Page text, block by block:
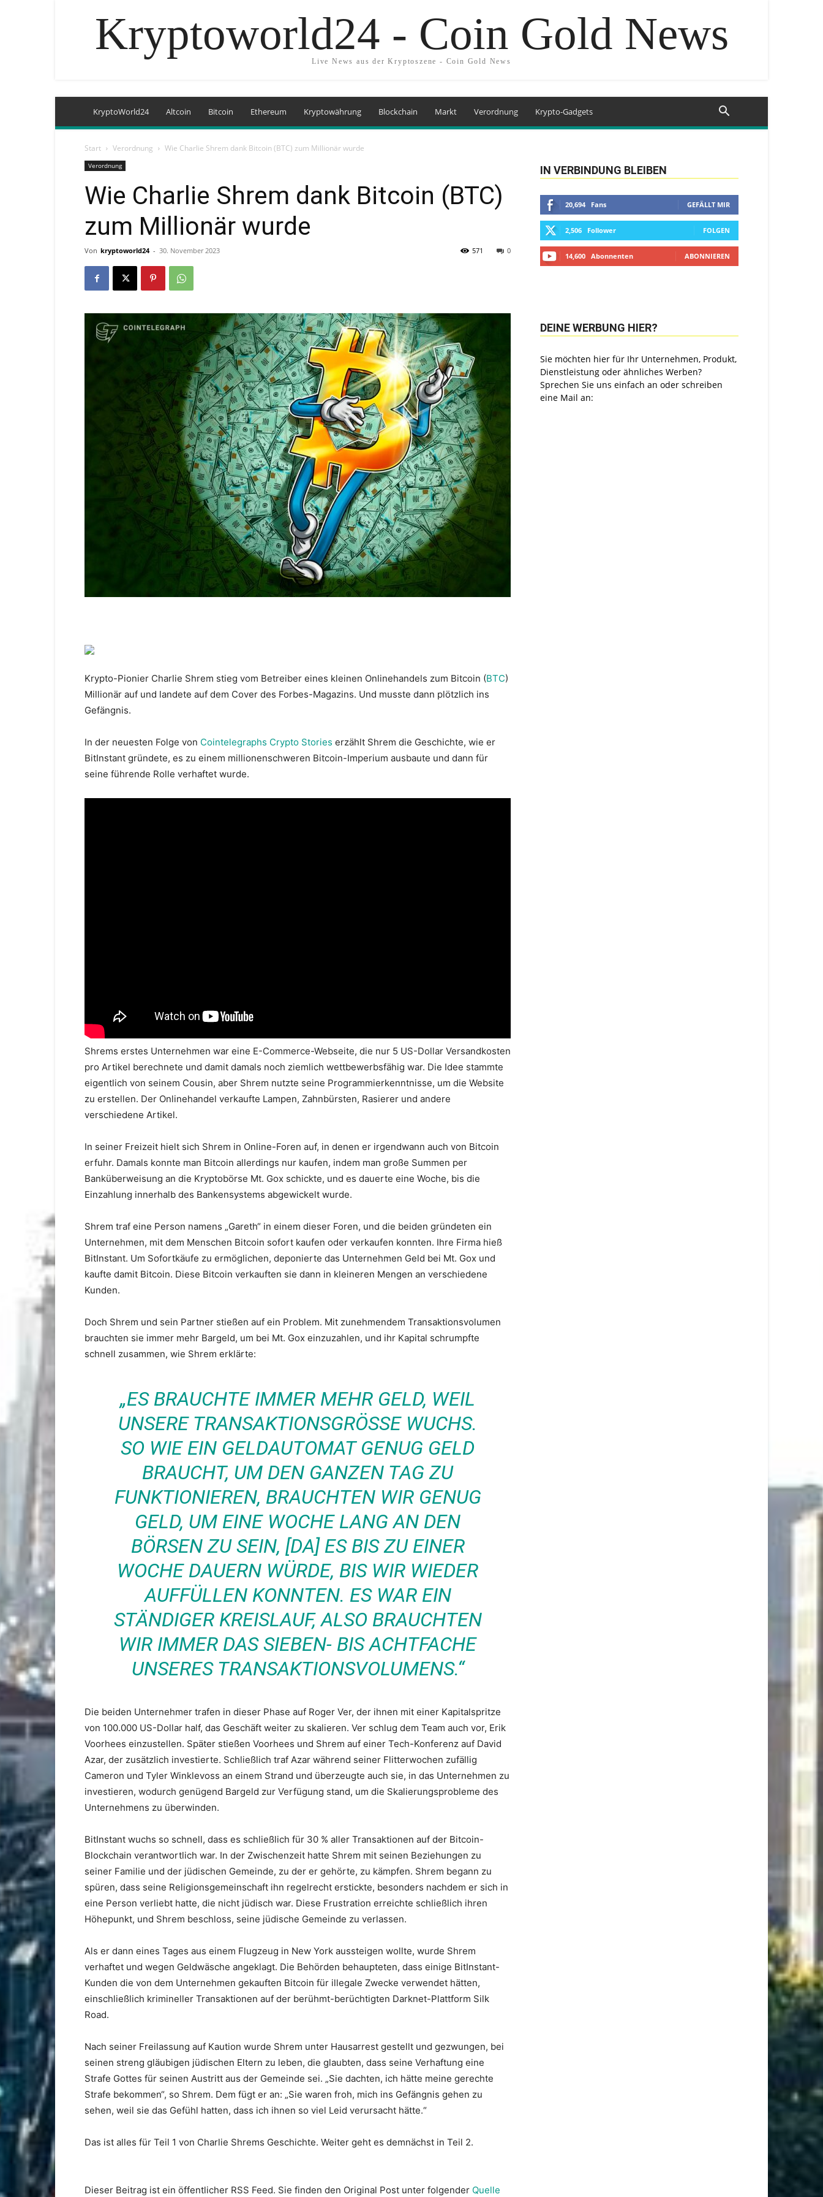
Kryptoworld24 - Coin Gold News
Live News aus der Kryptoszene - Coin Gold News
KryptoWorld24 Altcoin Bitcoin Ethereum Kryptowährung Blockchain Markt Verordnung Krypto-Gadgets
Start Verordnung Wie Charlie Shrem dank Bitcoin (BTC) zum Millionär wurde
Verordnung
Wie Charlie Shrem dank Bitcoin (BTC)
zum Millionär wurde
Von kryptoworld24 - 30. November 2023 0
571
Krypto-Pionier Charlie Shrem stieg vom Betreiber eines kleinen Onlinehandels zum Bitcoin (BTC)
Millionär auf und landete auf dem Cover des Forbes-Magazins. Und musste dann plötzlich ins
Gefängnis.
In der neuesten Folge von Cointelegraphs Crypto Stories erzählt Shrem die Geschichte, wie er
BitInstant gründete, es zu einem millionenschweren Bitcoin-Imperium ausbaute und dann für
seine führende Rolle verhaftet wurde.
Shrems erstes Unternehmen war eine E-Commerce-Webseite, die nur 5 US-Dollar Versandkosten
pro Artikel berechnete und damit damals noch ziemlich wettbewerbsfähig war. Die Idee stammte
eigentlich von seinem Cousin, aber Shrem nutzte seine Programmierkenntnisse, um die Website
zu erstellen. Der Onlinehandel verkaufte Lampen, Zahnbürsten, Rasierer und andere
verschiedene Artikel.
In seiner Freizeit hielt sich Shrem in Online-Foren auf, in denen er irgendwann auch von Bitcoin
erfuhr. Damals konnte man Bitcoin allerdings nur kaufen, indem man große Summen per
Banküberweisung an die Kryptobörse Mt. Gox schickte, und es dauerte eine Woche, bis die
Einzahlung innerhalb des Bankensystems abgewickelt wurde.
Shrem traf eine Person namens „Gareth“ in einem dieser Foren, und die beiden gründeten ein
Unternehmen, mit dem Menschen Bitcoin sofort kaufen oder verkaufen konnten. Ihre Firma hieß
BitInstant. Um Sofortkäufe zu ermöglichen, deponierte das Unternehmen Geld bei Mt. Gox und
kaufte damit Bitcoin. Diese Bitcoin verkauften sie dann in kleineren Mengen an verschiedene
Kunden.
Doch Shrem und sein Partner stießen auf ein Problem. Mit zunehmendem Transaktionsvolumen
brauchten sie immer mehr Bargeld, um bei Mt. Gox einzuzahlen, und ihr Kapital schrumpfte
schnell zusammen, wie Shrem erklärte:
„ES BRAUCHTE IMMER MEHR GELD, WEIL
UNSERE TRANSAKTIONSGRÖSSE WUCHS. S
O WIE EIN GELDAUTOMAT GENUG GELD B
RAUCHT, UM DEN GANZEN TAG ZU F
UNKTIONIEREN, BRAUCHTEN WIR GENUG G
ELD, UM EINE WOCHE LANG AN DEN B
ÖRSEN ZU SEIN, [DA] ES BIS ZU EINER W
OCHE DAUERN WÜRDE, BIS WIR WIEDER A
UFFÜLLEN KONNTEN. ES WAR EIN S
TÄNDIGER KREISLAUF, ALSO BRAUCHTEN W
IR IMMER DAS SIEBEN- BIS ACHTFACHE U
NSERES TRANSAKTIONSVOLUMENS.“
Die beiden Unternehmer trafen in dieser Phase auf Roger Ver, der ihnen mit einer Kapitalspritze
von 100.000 US-Dollar half, das Geschäft weiter zu skalieren. Ver schlug dem Team auch vor, Erik
Voorhees einzustellen. Später stießen Voorhees und Shrem auf einer Tech-Konferenz auf David
Azar, der zusätzlich investierte. Schließlich traf Azar während seiner Flitterwochen zufällig
Cameron und Tyler Winklevoss an einem Strand und überzeugte auch sie, in das Unternehmen zu
investieren, wodurch genügend Bargeld zur Verfügung stand, um die Skalierungsprobleme des
Unternehmens zu überwinden.
BitInstant wuchs so schnell, dass es schließlich für 30 % aller Transaktionen auf der Bitcoin-
Blockchain verantwortlich war. In der Zwischenzeit hatte Shrem mit seinen Beziehungen zu
seiner Familie und der jüdischen Gemeinde, zu der er gehörte, zu kämpfen. Shrem begann zu
spüren, dass seine Religionsgemeinschaft ihn regelrecht erstickte, besonders nachdem er sich in
eine Person verliebt hatte, die nicht jüdisch war. Diese Frustration erreichte schließlich ihren
Höhepunkt, und Shrem beschloss, seine jüdische Gemeinde zu verlassen.
Als er dann eines Tages aus einem Flugzeug in New York aussteigen wollte, wurde Shrem
verhaftet und wegen Geldwäsche angeklagt. Die Behörden behaupteten, dass einige BitInstant-
Kunden die von dem Unternehmen gekauften Bitcoin für illegale Zwecke verwendet hätten,
einschließlich krimineller Transaktionen auf der berühmt-berüchtigten Darknet-Plattform Silk
Road.
Nach seiner Freilassung auf Kaution wurde Shrem unter Hausarrest gestellt und gezwungen, bei
seinen streng gläubigen jüdischen Eltern zu leben, die glaubten, dass seine Verhaftung eine
Strafe Gottes für seinen Austritt aus der Gemeinde sei. „Sie dachten, ich hätte meine gerechte
Strafe bekommen“, so Shrem. Dem fügt er an: „Sie waren froh, mich ins Gefängnis gehen zu
sehen, weil sie das Gefühl hatten, dass ich ihnen so viel Leid verursacht hätte.“
Das ist alles für Teil 1 von Charlie Shrems Geschichte. Weiter geht es demnächst in Teil 2.
Dieser Beitrag ist ein öffentlicher RSS Feed. Sie finden den Original Post unter folgender Quelle
IN VERBINDUNG BLEIBEN
20,694 Fans GEFÄLLT MIR
2,506 Follower FOLGEN
14,600 Abonnenten ABONNIEREN
DEINE WERBUNG HIER?
Sie möchten hier für Ihr Unternehmen, Produkt,
Dienstleistung oder ähnliches Werben?
Sprechen Sie uns einfach an oder schreiben
eine Mail an: